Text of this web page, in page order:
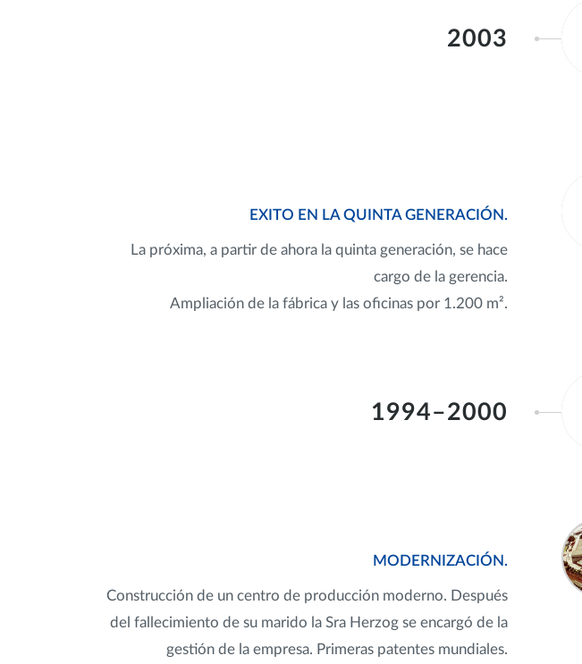
2003
EXITO EN LA QUINTA GENERACIÓN.
La próxima, a partir de ahora la quinta generación, se hace
cargo de la gerencia.
Ampliación de la fábrica y las oficinas por 1.200 m².
1994–2000
MODERNIZACIÓN.
Construcción de un centro de producción moderno. Después
del fallecimiento de su marido la Sra Herzog se encargó de la
gestión de la empresa. Primeras patentes mundiales.